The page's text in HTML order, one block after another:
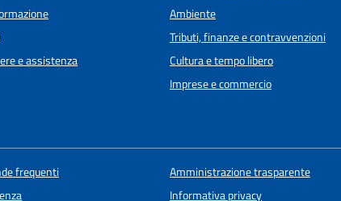
e assistenza
Ambiente
Tributi, finanze e contravvenzioni
Cultura e tempo libero
Imprese e commercio
frequenti
Amministrazione trasparente
Informativa privacy